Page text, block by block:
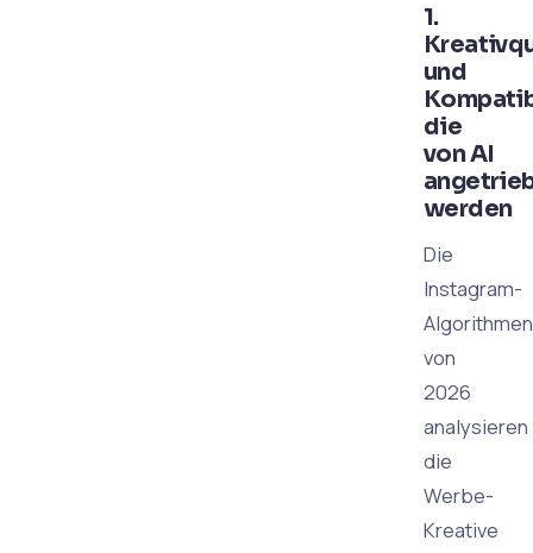
1.
und
die
von AI
werden
Die
Instagram-
Algorithmen
von
2026
analysieren
die
Werbe-
Kreative